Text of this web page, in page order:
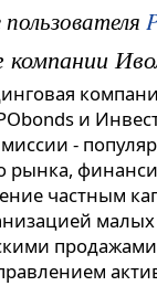
пользователя
компании
и
-
рынка,
частным